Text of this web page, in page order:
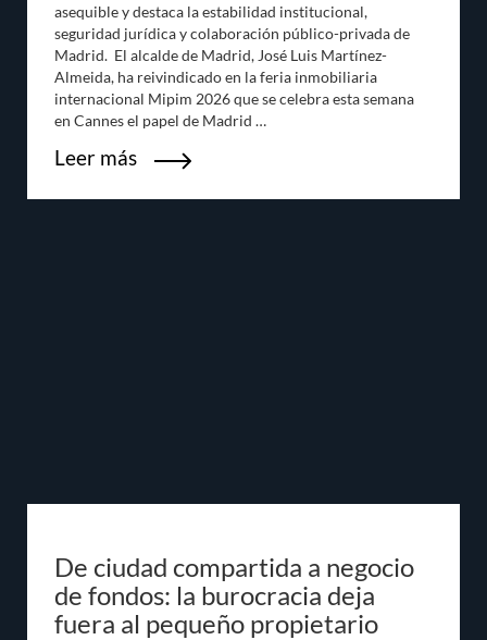
asequible y destaca la estabilidad institucional,
seguridad jurídica y colaboración público-privada de
Madrid. El alcalde de Madrid, José Luis Martínez-
Almeida, ha reivindicado en la feria inmobiliaria
internacional Mipim 2026 que se celebra esta semana
en Cannes el papel de Madrid …
Leer más
De ciudad compartida a negocio
de fondos: la burocracia deja
fuera al pequeño propietario